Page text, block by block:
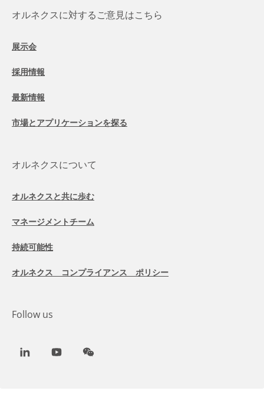
オルネクスに対するご意見はこちら
展示会
採用情報
最新情報
市場とアプリケーションを探る
オルネクスについて
オルネクスと共に歩む
マネージメントチーム
持続可能性
オルネクス コンプライアンス ポリシー
Follow us
LinkedInYoutubeWeChat